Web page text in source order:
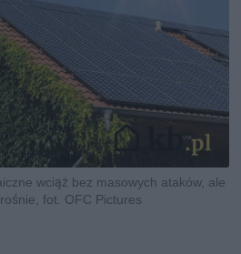
wciąż bez masowych ataków, ale
fot. OFC Pictures